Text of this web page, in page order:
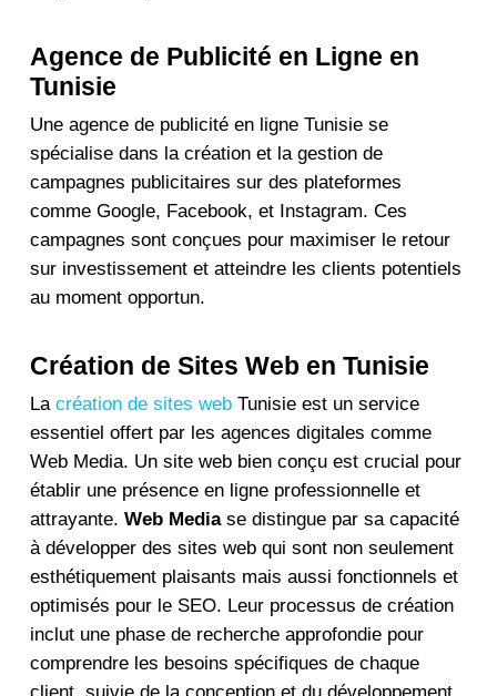
Agence de Publicité en Ligne en
Tunisie
Une agence de publicité en ligne Tunisiese
spécialise dans la création et la gestion de
campagnes publicitaires sur des plateformes
comme Google, Facebook, et Instagram. Ces
campagnes sont conçues pour maximiser le retour
sur investissement et atteindre les clients potentiels
au moment opportun.
Création de Sites Web en Tunisie
La création de sites webTunisieest un service
essentiel offert par les agences digitales comme
Web Media. Un site web bien conçu est crucial pour
établir une présence en ligne professionnelle et
attrayante. Web Mediase distingue par sa capacité
à développer des sites web qui sont non seulement
esthétiquement plaisants mais aussi fonctionnels et
optimisés pour le SEO. Leur processus de création
inclut une phase de recherche approfondie pour
comprendre les besoins spécifiques de chaque